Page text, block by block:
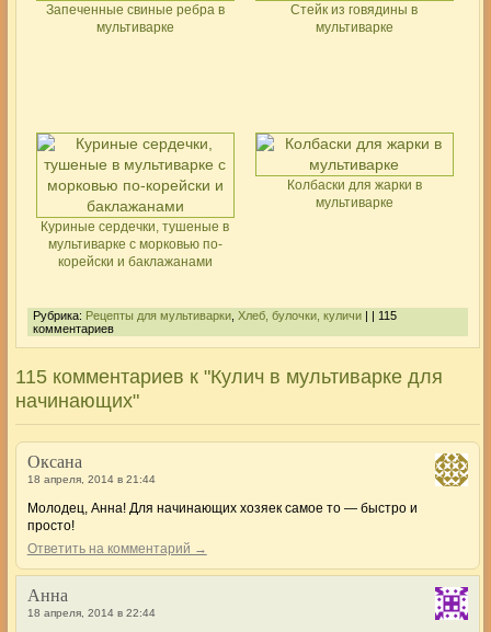
Запеченные свиные ребра в
мультиварке
Стейк из говядины в
мультиварке
Куриные сердечки, тушеные в
мультиварке с морковью по-
корейски и баклажанами
Колбаски для жарки в
мультиварке
Рубрика: Рецепты для мультиварки, Хлеб, булочки, куличи| | 115
комментариев
115 комментариев к "Кулич в мультиварке для
начинающих"
Оксана
18 апреля, 2014 в 21:44
Молодец, Анна! Для начинающих хозяек самое то — быстро и
просто!
Ответить на комментарий →
Анна
18 апреля, 2014 в 22:44